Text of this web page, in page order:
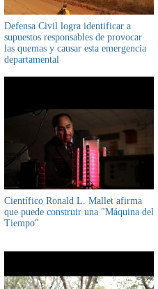
Defensa Civil logra identificar a
supuestos responsables de provocar
las quemas y causar esta emergencia
departamental
Científico Ronald L. Mallet afirma
que puede construir una "Máquina del
Tiempo"